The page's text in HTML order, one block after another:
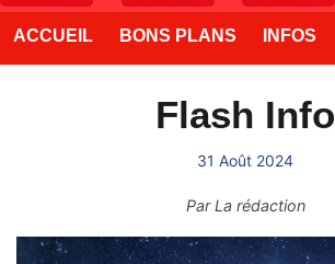
ACCUEIL BONS PLANS INFOS
Flash Info
31 Août 2024
ParLa rédaction